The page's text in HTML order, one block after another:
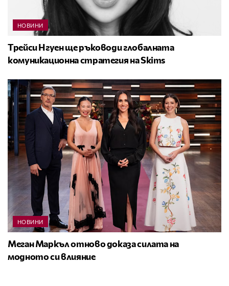
НОВИНИ
Трейси Нгуен ще ръководи глобалната
комуникационна стратегия на Skims
НОВИНИ
Меган Маркъл отново доказа силата на
модното си влияние